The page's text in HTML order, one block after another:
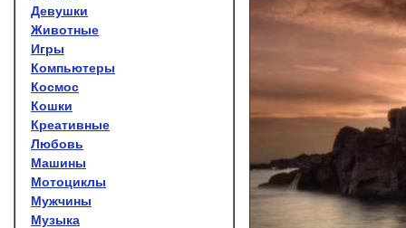
Девушки
Животные
Игры
Компьютеры
Космос
Кошки
Креативные
Любовь
Машины
Мотоциклы
Мужчины
Музыка